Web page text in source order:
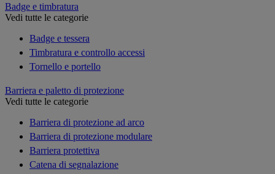
Badge e timbratura
Vedi tutte le categorie
Badge e tessera
Timbratura e controllo accessi
Tornello e portello
Barriera e paletto di protezione
Vedi tutte le categorie
Barriera di protezione ad arco
Barriera di protezione modulare
Barriera protettiva
Catena di segnalazione